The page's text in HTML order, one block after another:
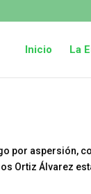
Inicio La
por aspersión,
Ortiz Álvarez